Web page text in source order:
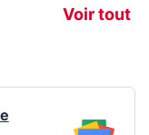
Voir tout
prochaine